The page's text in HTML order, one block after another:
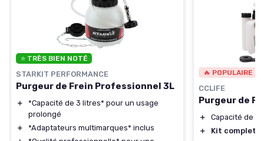
⭐ TRÈS BIEN NOTÉ
STARKIT PERFORMANCE
Purgeur de Frein Professionnel 3L
＋
*Capacité de 3 litres* pour un usage
prolongé
＋
*Adaptateurs multimarques* inclus
🔥 POPULAIRE
CCLIFE
Purgeur de
＋ Capacité de
＋
Kit complet